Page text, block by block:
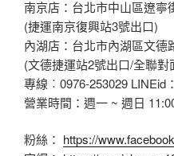
南京店：台北市中山區遼寧
(捷運南京復興站3號出口)
內湖店：台北市內湖區文德
(文德捷運站2號出口/全聯對
專線︰0976-253029 LINEid
營業時間：週一 ~ 週日
粉絲： https://